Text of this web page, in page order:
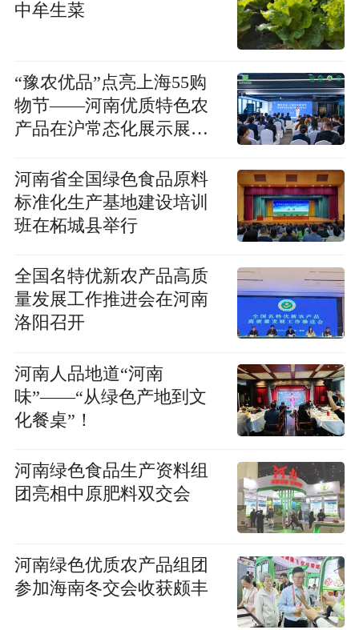
中牟生菜
“豫农优品”点亮上海55购
物节——河南优质特色农
产品在沪常态化展示展销
河南省全国绿色食品原料
标准化生产基地建设培训
班在柘城县举行
全国名特优新农产品高质
量发展工作推进会在河南
洛阳召开
河南人品地道“河南
味”——“从绿色产地到文
化餐桌”！
河南绿色食品生产资料组
团亮相中原肥料双交会
河南绿色优质农产品组团
参加海南冬交会收获颇丰